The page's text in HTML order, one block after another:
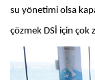
su yönetimi olsa
çözmek DSİ için çok